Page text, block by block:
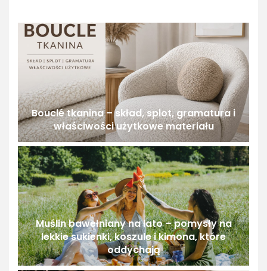
Bouclé tkanina – skład, splot, gramatura i
właściwości użytkowe materiału
Muślin bawełniany na lato – pomysły na
lekkie sukienki, koszule i kimona, które
oddychają